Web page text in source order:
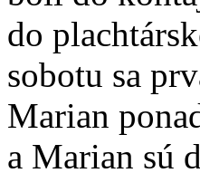
do
sobotu sa
Marian
a Marian sú